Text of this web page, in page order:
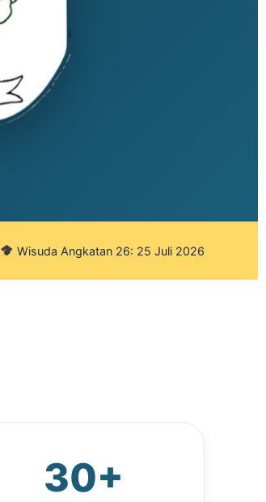
Wisuda Angkatan 26: 25 Juli 2026
30+